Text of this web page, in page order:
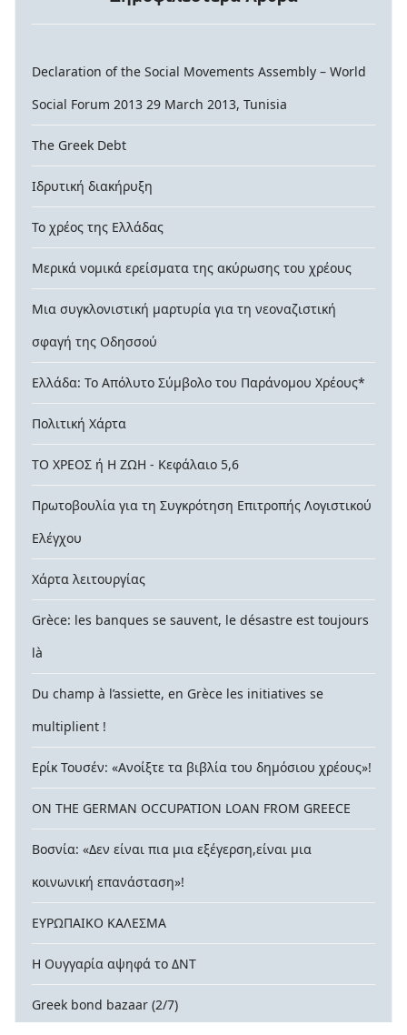
Declaration of the Social Movements Assembly – World
Social Forum 2013 29 March 2013, Tunisia
The Greek Debt
Ιδρυτική διακήρυξη
Το χρέος της Ελλάδας
Μερικά νομικά ερείσματα της ακύρωσης του χρέους
Μια συγκλονιστική μαρτυρία για τη νεοναζιστική
σφαγή της Οδησσού
Ελλάδα: Το Απόλυτο Σύμβολο του Παράνομου Χρέους*
Πολιτική Χάρτα
ΤΟ ΧΡΕΟΣ ή Η ΖΩΗ - Κεφάλαιο 5,6
Πρωτοβουλία για τη Συγκρότηση Επιτροπής Λογιστικού
Ελέγχου
Χάρτα λειτουργίας
Grèce: les banques se sauvent, le désastre est toujours
là
Du champ à l’assiette, en Grèce les initiatives se
multiplient !
Ερίκ Τουσέν: «Ανοίξτε τα βιβλία του δημόσιου χρέους»!
ON THE GERMAN OCCUPATION LOAN FROM GREECE
Βοσνία: «Δεν είναι πια μια εξέγερση,είναι μια
κοινωνική επανάσταση»!
ΕΥΡΩΠΑΙΚΟ ΚΑΛΕΣΜΑ
Η Ουγγαρία αψηφά το ΔΝΤ
Greek bond bazaar (2/7)